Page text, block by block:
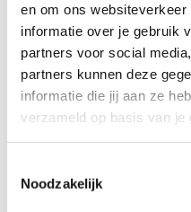
en om ons
informatie over je gebruik
partners voor social
partners kunnen deze
informatie die jij aan ze
verzameld op basis van je
Noodzakelijk
Opleider 4
Eigenaar: